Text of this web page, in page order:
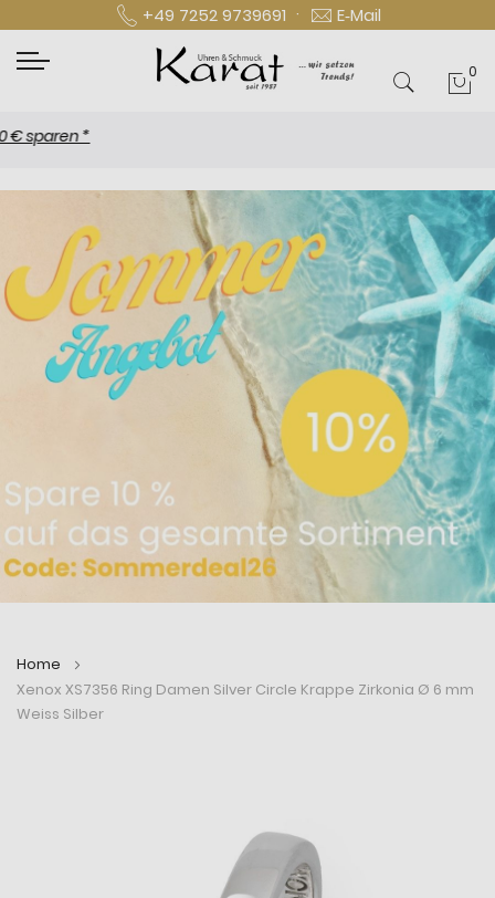
+49 7252 9739691 · E‑Mail
0
*
Home
Xenox XS7356 Ring Damen Silver Circle Krappe Zirkonia Ø 6 mm
Weiss Silber